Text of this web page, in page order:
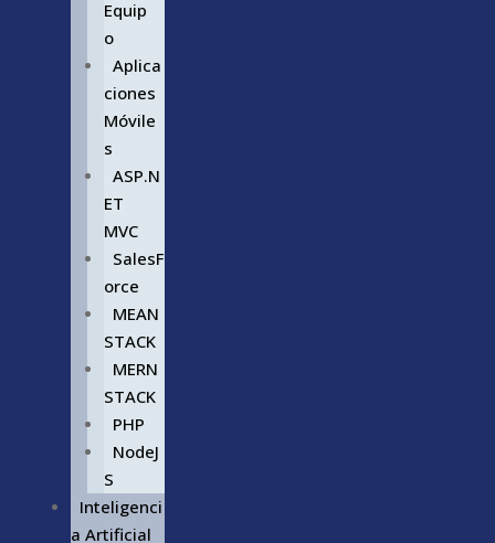
Equip
o
Aplica
ciones
Móvile
s
ASP.N
ET
MVC
SalesF
orce
MEAN
STACK
MERN
STACK
PHP
NodeJ
S
Inteligenci
a Artificial